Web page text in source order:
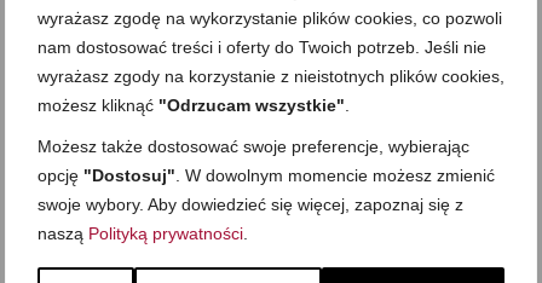
wyrażasz zgodę na wykorzystanie plików cookies, co pozwoli
nam dostosować treści i oferty do Twoich potrzeb. Jeśli nie
wyrażasz zgody na korzystanie z nieistotnych plików cookies,
możesz kliknąć "Odrzucam wszystkie"
Możesz także dostosować swoje preferencje, wybierając
opcję "Dostosuj" . W dowolnym momencie możesz zmienić
swoje wybory. Aby dowiedzieć się więcej, zapoznaj się z
naszą Polityką prywatności
Sałatka z fasolką szparagową i
orzechami
on15 WRZEŚNIA 2016 z5 KOMENTARZY
Zapraszam na prostą przekąskę, przystawkę lub dodatek –